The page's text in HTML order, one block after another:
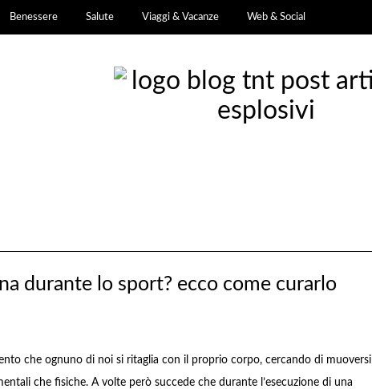
Benessere Salute Viaggi & Vacanze Web & Social
durante lo sport? ecco come curarlo
che ognuno di noi si ritaglia con il proprio corpo, cercando di muoversi
che fisiche. A volte però succede che durante l’esecuzione di una